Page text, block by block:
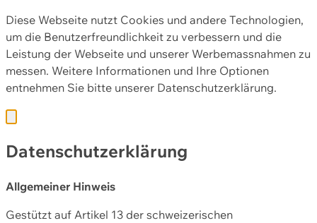
Diese Webseite nutzt Cookies und andere Technologien,
um die Benutzerfreundlichkeit zu verbessern und die
Leistung der Webseite und unserer Werbemassnahmen zu
messen. Weitere Informationen und Ihre Optionen
entnehmen Sie bitte unserer Datenschutzerklärung.
Datenschutzerklärung
Allgemeiner Hinweis
Gestützt auf Artikel 13 der schweizerischen